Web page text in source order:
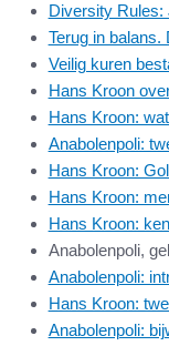
Diversity Rules:
Terug in balans.
Veilig kuren
Hans Kroon
Hans Kroon:
Anabolenpoli:
Hans Kroon:
Hans Kroon:
Hans Kroon:
Anabolenpoli,
Anabolenpoli:
Hans Kroon:
Anabolenpoli: